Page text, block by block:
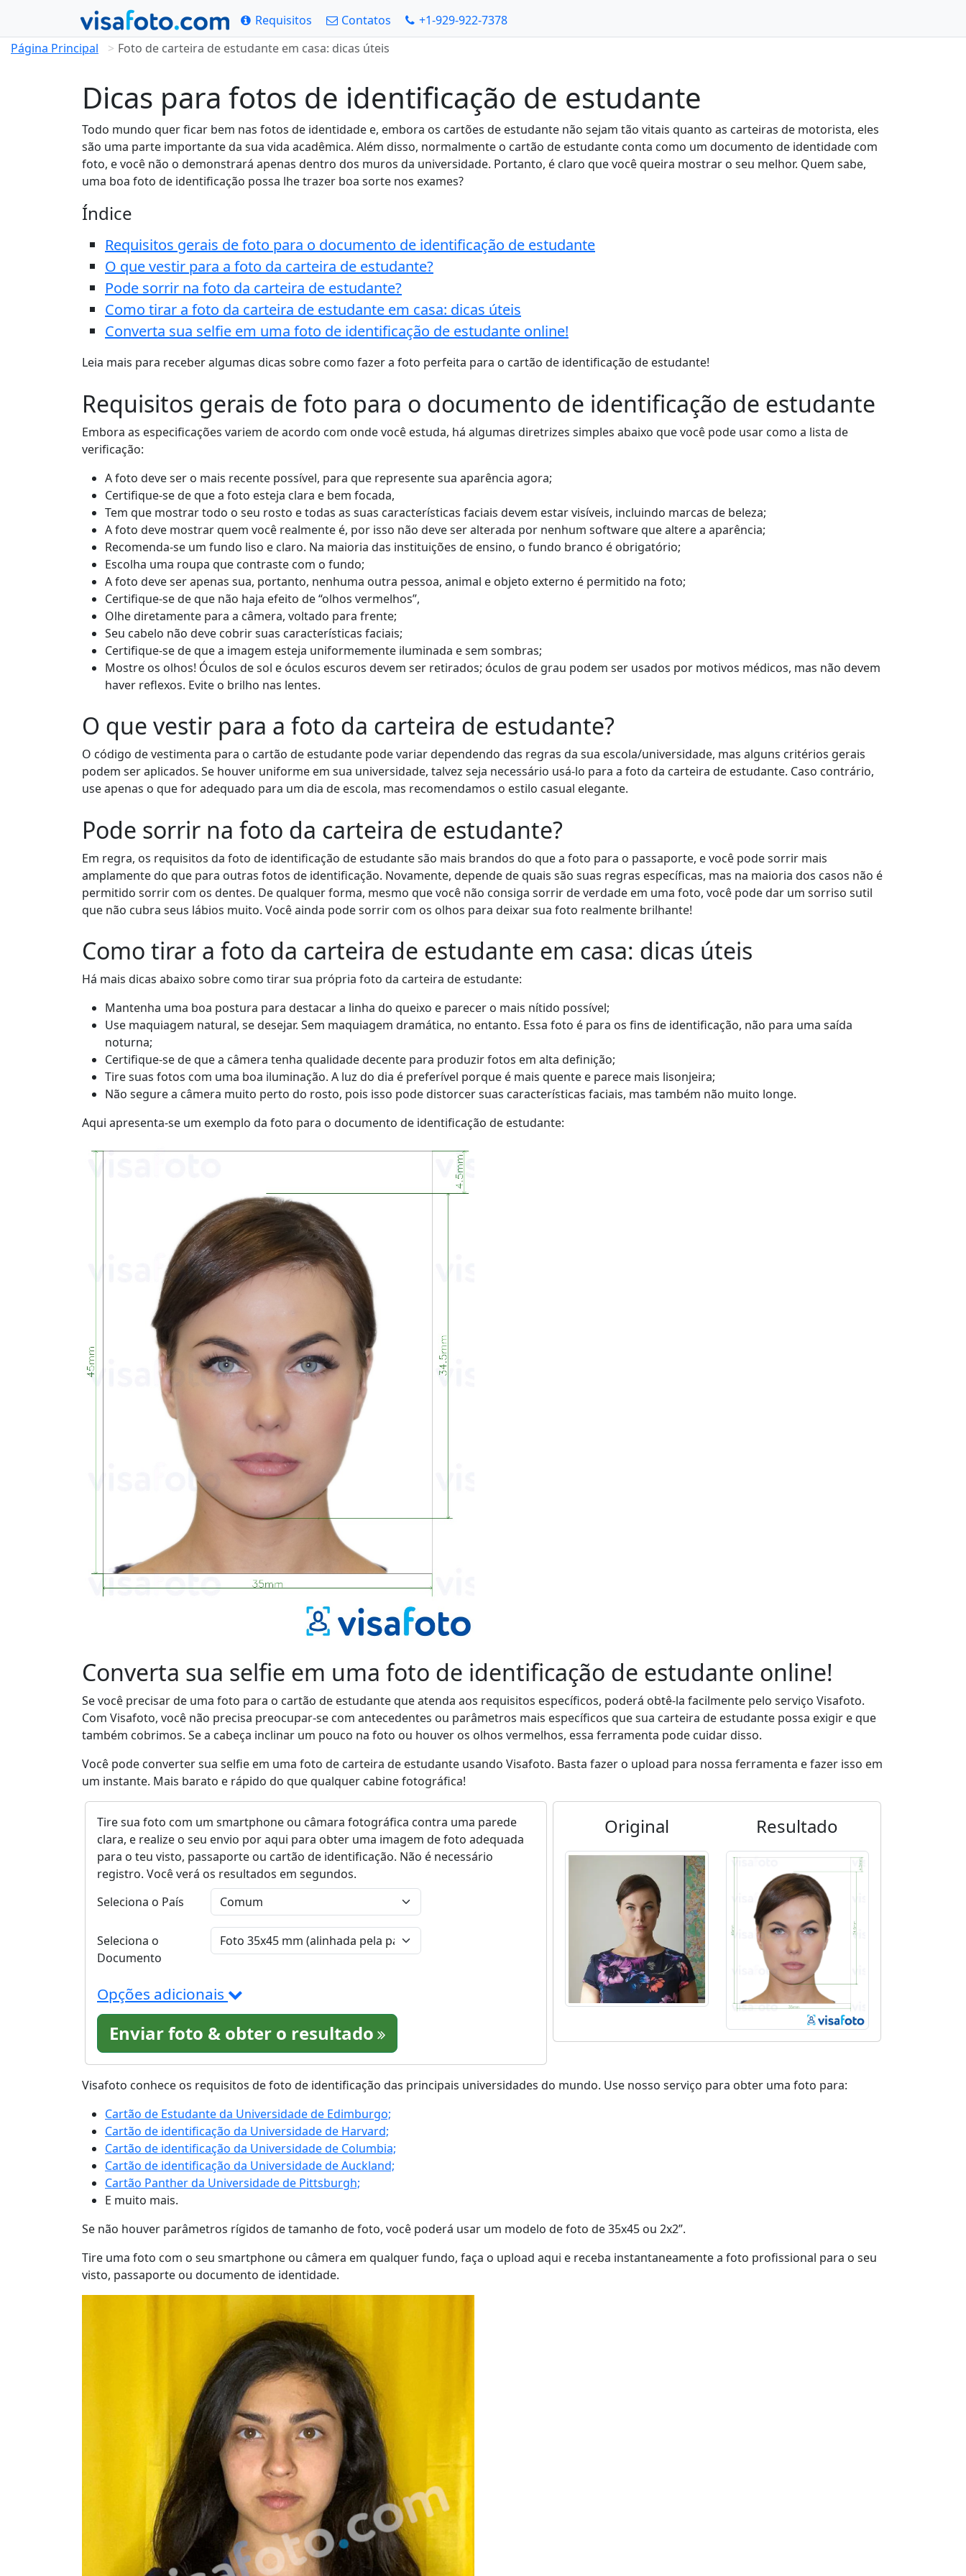
Requisitos Contatos
+1-929-922-7378
Página Principal
Foto de carteira de estudante em casa: dicas úteis
Dicas para fotos de identificação de estudante
Todo mundo quer ficar bem nas fotos de identidade e, embora os cartões de estudante não sejam tão vitais quanto as carteiras de motorista, eles
são uma parte importante da sua vida acadêmica. Além disso, normalmente o cartão de estudante conta como um documento de identidade com
foto, e você não o demonstrará apenas dentro dos muros da universidade. Portanto, é claro que você queira mostrar o seu melhor. Quem sabe,
uma boa foto de identificação possa lhe trazer boa sorte nos exames?
Índice
Requisitos gerais de foto para o documento de identificação de estudante
O que vestir para a foto da carteira de estudante?
Pode sorrir na foto da carteira de estudante?
Como tirar a foto da carteira de estudante em casa: dicas úteis
Converta sua selfie em uma foto de identificação de estudante online!
Leia mais para receber algumas dicas sobre como fazer a foto perfeita para o cartão de identificação de estudante!
Requisitos gerais de foto para o documento de identificação de estudante
Embora as especificações variem de acordo com onde você estuda, há algumas diretrizes simples abaixo que você pode usar como a lista de
verificação:
A foto deve ser o mais recente possível, para que represente sua aparência agora;
Certifique-se de que a foto esteja clara e bem focada,
Tem que mostrar todo o seu rosto e todas as suas características faciais devem estar visíveis, incluindo marcas de beleza;
A foto deve mostrar quem você realmente é, por isso não deve ser alterada por nenhum software que altere a aparência;
Recomenda-se um fundo liso e claro. Na maioria das instituições de ensino, o fundo branco é obrigatório;
Escolha uma roupa que contraste com o fundo;
A foto deve ser apenas sua, portanto, nenhuma outra pessoa, animal e objeto externo é permitido na foto;
Certifique-se de que não haja efeito de “olhos vermelhos”,
Olhe diretamente para a câmera, voltado para frente;
Seu cabelo não deve cobrir suas características faciais;
Certifique-se de que a imagem esteja uniformemente iluminada e sem sombras;
Mostre os olhos! Óculos de sol e óculos escuros devem ser retirados; óculos de grau podem ser usados por motivos médicos, mas não devem
haver reflexos. Evite o brilho nas lentes.
O que vestir para a foto da carteira de estudante?
O código de vestimenta para o cartão de estudante pode variar dependendo das regras da sua escola/universidade, mas alguns critérios gerais
podem ser aplicados. Se houver uniforme em sua universidade, talvez seja necessário usá-lo para a foto da carteira de estudante. Caso contrário,
use apenas o que for adequado para um dia de escola, mas recomendamos o estilo casual elegante.
Pode sorrir na foto da carteira de estudante?
Em regra, os requisitos da foto de identificação de estudante são mais brandos do que a foto para o passaporte, e você pode sorrir mais
amplamente do que para outras fotos de identificação. Novamente, depende de quais são suas regras específicas, mas na maioria dos casos não é
permitido sorrir com os dentes. De qualquer forma, mesmo que você não consiga sorrir de verdade em uma foto, você pode dar um sorriso sutil
que não cubra seus lábios muito. Você ainda pode sorrir com os olhos para deixar sua foto realmente brilhante!
Como tirar a foto da carteira de estudante em casa: dicas úteis
Há mais dicas abaixo sobre como tirar sua própria foto da carteira de estudante:
Mantenha uma boa postura para destacar a linha do queixo e parecer o mais nítido possível;
Use maquiagem natural, se desejar. Sem maquiagem dramática, no entanto. Essa foto é para os fins de identificação, não para uma saída
noturna;
Certifique-se de que a câmera tenha qualidade decente para produzir fotos em alta definição;
Tire suas fotos com uma boa iluminação. A luz do dia é preferível porque é mais quente e parece mais lisonjeira;
Não segure a câmera muito perto do rosto, pois isso pode distorcer suas características faciais, mas também não muito longe.
Aqui apresenta-se um exemplo da foto para o documento de identificação de estudante:
Converta sua selfie em uma foto de identificação de estudante online!
Se você precisar de uma foto para o cartão de estudante que atenda aos requisitos específicos, poderá obtê-la facilmente pelo serviço Visafoto.
Com Visafoto, você não precisa preocupar-se com antecedentes ou parâmetros mais específicos que sua carteira de estudante possa exigir e que
também cobrimos. Se a cabeça inclinar um pouco na foto ou houver os olhos vermelhos, essa ferramenta pode cuidar disso.
Você pode converter sua selfie em uma foto de carteira de estudante usando Visafoto. Basta fazer o upload para nossa ferramenta e fazer isso em
um instante. Mais barato e rápido do que qualquer cabine fotográfica!
Tire sua foto com um smartphone ou câmara fotográfica contra uma parede
clara, e realize o seu envio por aqui para obter uma imagem de foto adequada
para o teu visto, passaporte ou cartão de identificação. Não é necessário
registro. Você verá os resultados em segundos.
Seleciona o País
Seleciona o
Documento
Opções adicionais
Enviar foto & obter o resultado
Original Resultado
Visafoto conhece os requisitos de foto de identificação das principais universidades do mundo. Use nosso serviço para obter uma foto para:
Cartão de Estudante da Universidade de Edimburgo;
Cartão de identificação da Universidade de Harvard;
Cartão de identificação da Universidade de Columbia;
Cartão de identificação da Universidade de Auckland;
Cartão Panther da Universidade de Pittsburgh;
E muito mais.
Se não houver parâmetros rígidos de tamanho de foto, você poderá usar um modelo de foto de 35x45 ou 2x2”.
Tire uma foto com o seu smartphone ou câmera em qualquer fundo, faça o upload aqui e receba instantaneamente a foto profissional para o seu
visto, passaporte ou documento de identidade.